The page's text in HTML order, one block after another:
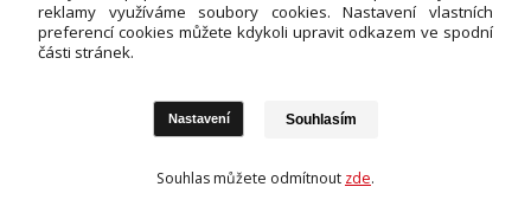
reklamy využíváme soubory cookies. Nastavení vlastních
preferencí cookies můžete kdykoli upravit odkazem ve spodní
části stránek.
Nastavení Souhlasím
Souhlas můžete odmítnout zde.